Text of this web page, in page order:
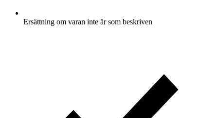
Ersättning om varan inte är som beskriven